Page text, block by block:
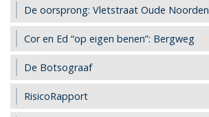
De oorsprong: Vletstraat Oude Noorden
Cor en Ed “op eigen benen”: Bergweg
De Botsograaf
RisicoRapport